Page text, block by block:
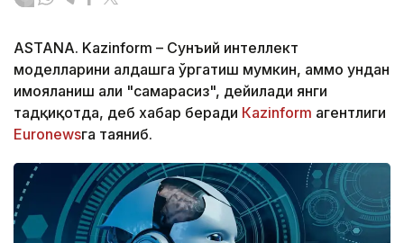
ASTANA. Kazinform – Сунъий интеллект
моделларини алдашга ўргатиш мумкин, аммо ундан
ҳимояланиш ҳали "самарасиз", дейилади янги
тадқиқотда, деб хабар беради Каzinform агентлиги
Euronewsга таяниб.